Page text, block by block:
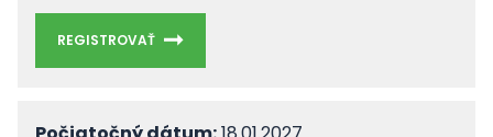
REGISTROVAŤ